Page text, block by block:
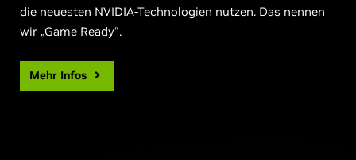
die neuesten NVIDIA-Technologien nutzen. Das nennen
wir „Game Ready“.
Mehr Infos